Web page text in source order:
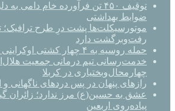
توقیف ۴۵۰ تن فرآورده خام دامی
ضوابط بهداشتی
رفت‌وبرگشت دارد
حمله روسیه به ۴ چهار کشتی اوکراینی در حال انتقال سلاح
خدمت‌رسانی تیم درمانی جمعیت
چهارمحال‌وبختیاری در کربلا
رازهای پنهان در پس دردهای ناگهانی
عشق به حسین(ع) مرز ندارد؛ زائران
پیاده‌روی اربعین